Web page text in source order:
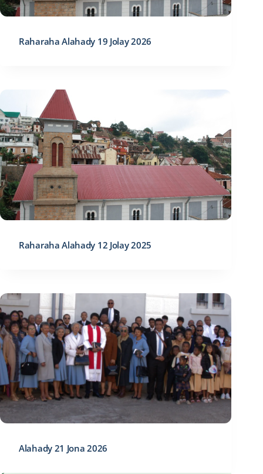
Raharaha Alahady 19 Jolay 2026
Raharaha Alahady 12 Jolay 2025
Alahady 21 Jona 2026